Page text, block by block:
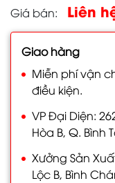
Giá bán
Liên
Giao hàng
Miễn phí vận
điều kiện.
VP Đại Diện:
Hòa B, Q. Bình
Xưởng Sản
Lộc B, Bình